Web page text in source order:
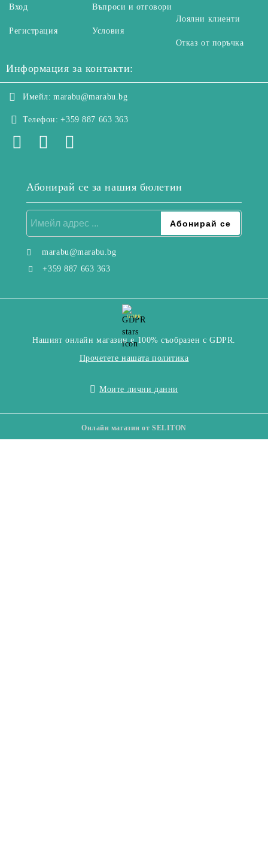
Вход
Регистрация
Въпроси и отговори
Условия
Лоялни клиенти
Отказ от поръчка
Информация за контакти:
Имейл: marabu@marabu.bg
Телефон: +359 887 663 363
Абонирай се за нашия бюлетин
marabu@marabu.bg
+359 887 663 363
GDPR
Нашият онлайн магазин е 100% съобразен с GDPR.
Прочетете нашата политика
Моите лични данни
Онлайн магазин от SELITON